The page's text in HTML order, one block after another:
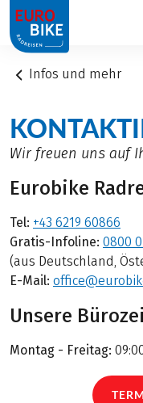
1
Infos und mehr
Wir freuen uns auf
Eurobike
Tel: +43 6219 60866
Gratis-Infoline: 0800
(aus Deutschland,
E-Mail:
Unsere
Montag - Freitag: